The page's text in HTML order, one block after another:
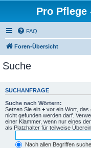
Pro
FAQ
Foren-Übersicht
Suche
SUCHANFRAGE
Suche nach Wörtern:
Setzen Sie ein + vor ein Wort, das
nicht gefunden werden darf.
einer Klammer, wenn nur eines
als Platzhalter für teilweise
Nach allen Begriffen